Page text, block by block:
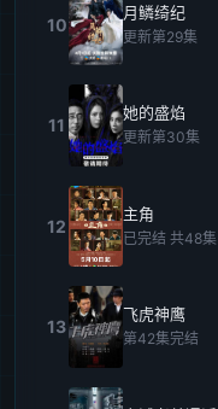
10
月鳞绮纪
更新第29集
11
她的盛焰
更新第30集
12
主角
已完结 共48集
13
飞虎神鹰
第42集完结